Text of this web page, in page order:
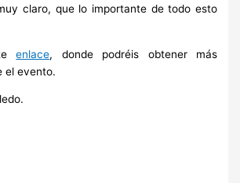
claro, que lo importante de todo esto
enlace, donde podréis obtener más
el evento.